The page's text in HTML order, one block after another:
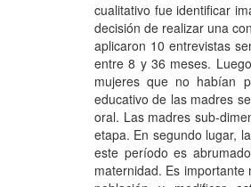
cualitativo fue identificar
decisión de realizar una
aplicaron 10 entrevistas
entre 8 y 36 meses.
mujeres que no habían
educativo de las madres
oral. Las madres sub-
etapa. En segundo lugar,
este período es
maternidad. Es